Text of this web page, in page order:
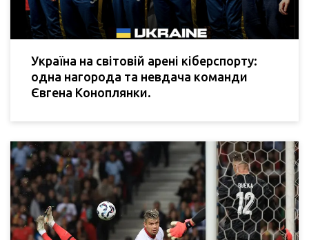
Україна на світовій арені кіберспорту:
одна нагорода та невдача команди
Євгена Коноплянки.